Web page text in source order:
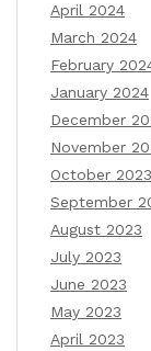
April 2024
March 2024
February
January 2024
December
November
October 2023
September
August 2023
July 2023
June 2023
May 2023
April 2023